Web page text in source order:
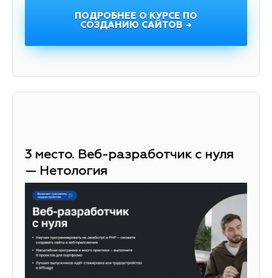
ПОДРОБНЕЕ О КУРСЕ ПО
СОЗДАНИЮ САЙТОВ →
3 место. Веб-разработчик с нуля
— Нетология